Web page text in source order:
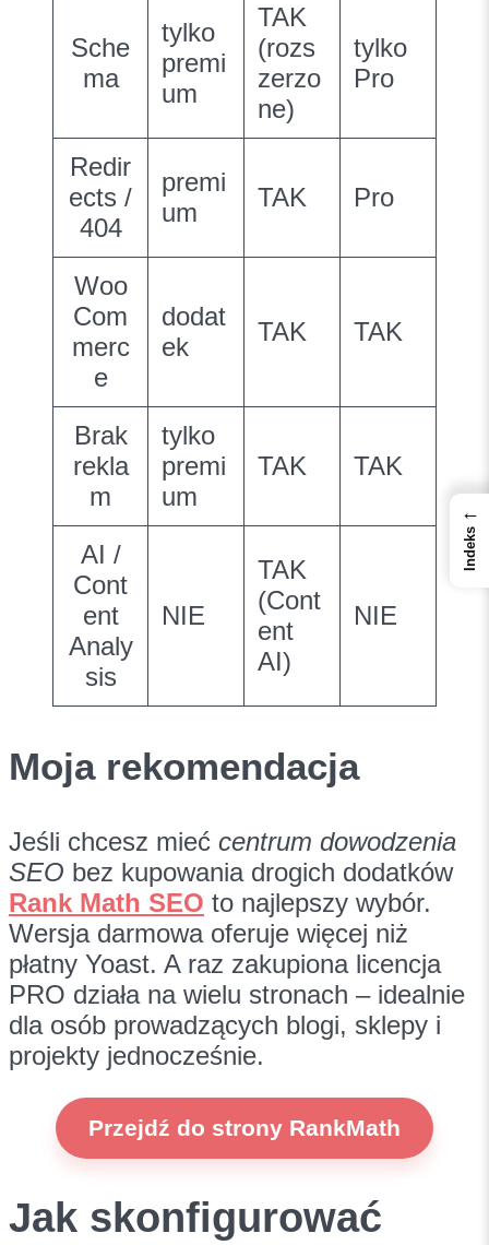
Sche
ma
tylko
premi
um
TAK
(rozs
zerzo
ne)
tylko
Pro
Redir
ects /
404
premi
um
TAK Pro
Woo
Com
merc
e
dodat
ek
TAK TAK
Brak
rekla
m
tylko
premi
um
TAK TAK
AI /
Cont
ent
Analy
sis
NIE
TAK
(Cont
ent
AI)
NIE
Moja rekomendacja
Jeśli chcesz mieć centrum dowodzenia
SEO bez kupowania drogich dodatków
Rank Math SEO to najlepszy wybór.
Wersja darmowa oferuje więcej niż
płatny Yoast. A raz zakupiona licencja
PRO działa na wielu stronach – idealnie
dla osób prowadzących blogi, sklepy i
projekty jednocześnie.
Przejdź do strony RankMath
Jak skonfigurować
←
Indeks